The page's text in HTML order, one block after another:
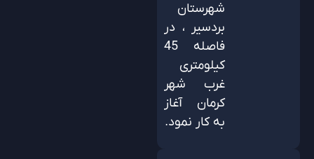
شهرستان
بردسیر ، در
فاصله 45
کیلومتری
غرب شهر
کرمان آغاز
به کار نمود.